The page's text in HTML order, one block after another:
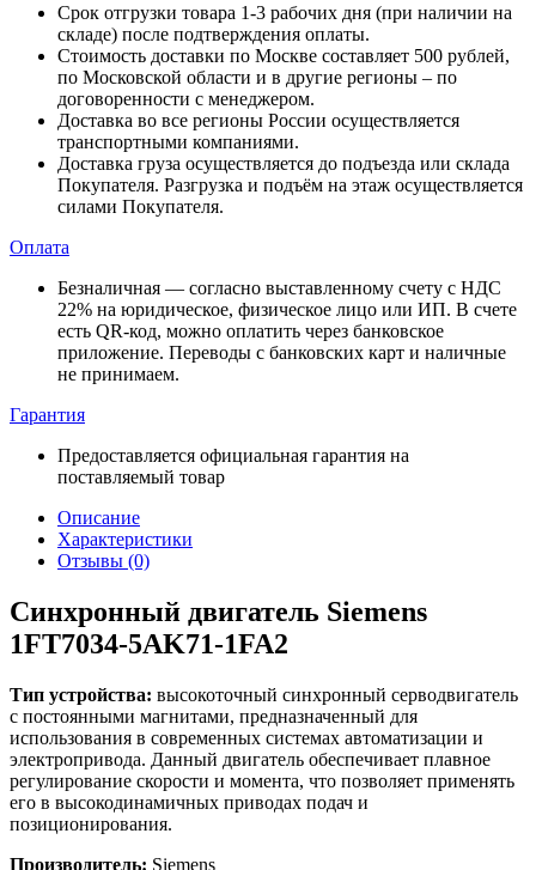
Срок отгрузки товара 1-3 рабочих дня (при наличии на
складе) после подтверждения оплаты.
Стоимость доставки по Москве составляет 500 рублей,
по Московской области и в другие регионы – по
договоренности с менеджером.
Доставка во все регионы России осуществляется
транспортными компаниями.
Доставка груза осуществляется до подъезда или склада
Покупателя. Разгрузка и подъём на этаж осуществляется
силами Покупателя.
Оплата
Безналичная — согласно выставленному счету c НДС
22% на юридическое, физическое лицо или ИП. В счете
есть QR-код, можно оплатить через банковское
приложение. Переводы с банковских карт и наличные
не принимаем.
Гарантия
Предоставляется официальная гарантия на
поставляемый товар
Описание
Характеристики
Отзывы (0)
Синхронный двигатель Siemens
1FT7034-5AK71-1FA2
Тип устройства: высокоточный синхронный серводвигатель
с постоянными магнитами, предназначенный для
использования в современных системах автоматизации и
электропривода. Данный двигатель обеспечивает плавное
регулирование скорости и момента, что позволяет применять
его в высокодинамичных приводах подач и
позиционирования.
Производитель: Siemens